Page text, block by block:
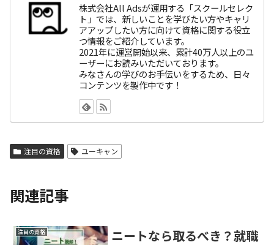
株式会社All Adsが運用する「スクールセレク
ト」では、新しいことを学びたい方やキャリ
アアップしたい方に向けて資格に関する役立
つ情報をご紹介しています。
2021年に運営開始以来、累計40万人以上のユ
ーザーにお読みいただいております。
みなさんの学びのお手伝いをするため、日々
コンテンツを製作中です！
注目の資格 ユーキャン
関連記事
注目の資格
ニートなら取るべき？就職